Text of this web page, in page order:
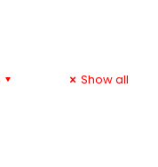
Show all